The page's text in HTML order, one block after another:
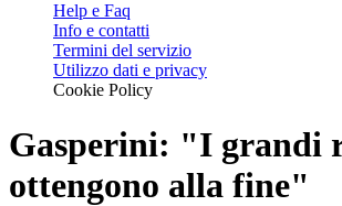
Help e Faq
Info e contatti
Termini del servizio
Utilizzo dati e privacy
Cookie Policy
Gasperini: "I grandi
ottengono alla fine"